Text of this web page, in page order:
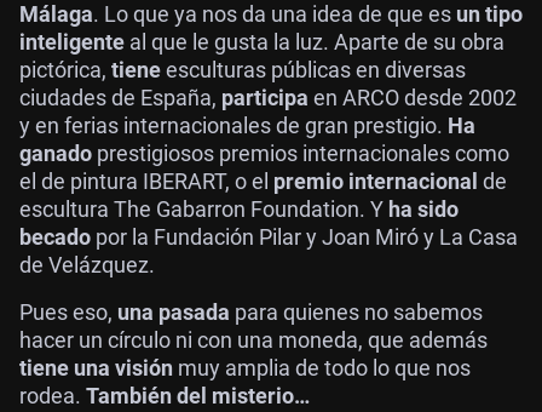
Málaga. Lo que ya nos da una idea de que es un tipo
inteligente al que le gusta la luz. Aparte de su obra
pictórica, tieneesculturas públicas en diversas
ciudades de España, participa en ARCO desde 2002
y en ferias internacionales de gran prestigio. Ha
ganado prestigiosos premios internacionales como
el de pintura IBERART, o el premio internacional de
escultura The Gabarron Foundation. Y ha sido
becado por la Fundación Pilar y Joan Miró y La Casa
de Velázquez.
Pues eso, una pasada para quienes no sabemos
hacer un círculo ni con una moneda, que además
tiene una visión muy amplia de todo lo que nos
rodea. También del misterio…